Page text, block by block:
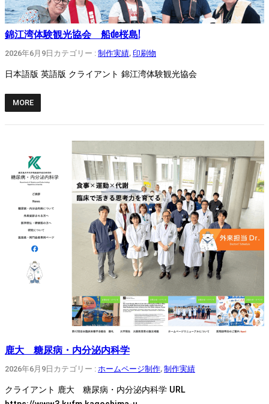
錦江湾体験観光協会 船de桜島!
2026年6月9日 カテゴリー : 制作実績, 印刷物
日本語版 英語版 クライアント 錦江湾体験観光協会
MORE
鹿大 糖尿病・内分泌内科学
2026年6月9日 カテゴリー : ホームページ制作, 制作実績
クライアント 鹿大 糖尿病・内分泌内科学 URL